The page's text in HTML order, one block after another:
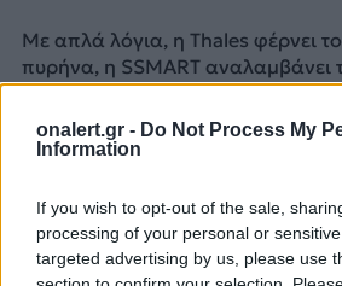
onalert.gr - Do Not Process My
Information
If you wish to opt-out of the sale,
processing of your personal or
targeted advertising by us, please use
Με απλά λόγια, η Thales φέρνει
πυρήνα, η SSMART αναλαμβάνει
και ο Σκαραμαγκάς θα είναι το
εκσυγχρονισμού. Αν αυτά τα
συντονισμένα, το πρόγραμμα
καθυστερήσεις ή αστοχίες
χρονοδιάγραμμα θα πιεστεί από
φρεγάτα.